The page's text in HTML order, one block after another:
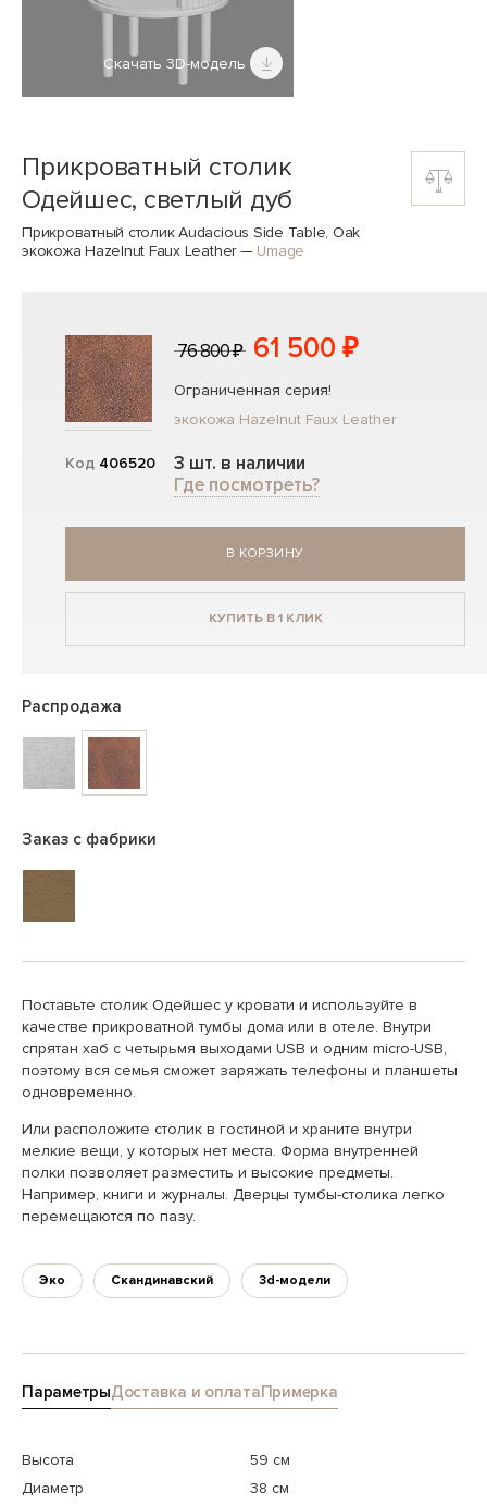
Скачать 3D-модель
Прикроватный столик
Одейшес, светлый дуб
Прикроватный столик Audacious Side Table, Oak
экокожа Hazelnut Faux Leather— Umage
Код 406520
76 800 ₽ 61 500 ₽
Ограниченная серия!
экокожа Hazelnut Faux Leather
3 шт. в наличии
Где посмотреть?
В КОРЗИНУ
КУПИТЬ В 1 КЛИК
Распродажа
Заказ с фабрики
Поставьте столик Одейшес у кровати и используйте в
качестве прикроватной тумбы дома или в отеле. Внутри
спрятан хаб с четырьмя выходами USB и одним micro-USB,
поэтому вся семья сможет заряжать телефоны и планшеты
одновременно.
Или расположите столик в гостиной и храните внутри
мелкие вещи, у которых нет места. Форма внутренней
полки позволяет разместить и высокие предметы.
Например, книги и журналы. Дверцы тумбы-столика легко
перемещаются по пазу.
Эко Скандинавский 3d-модели
ПараметрыДоставка и оплатаПримерка
Высота
59 см
Диаметр
38 см